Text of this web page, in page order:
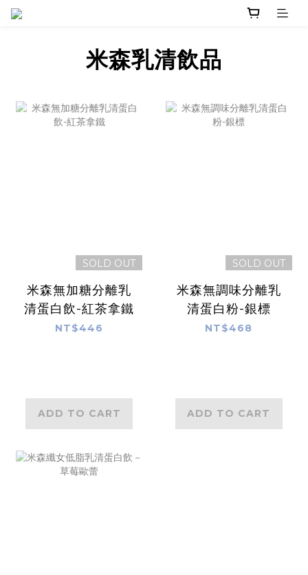
米森乳清飲品
SOLD OUT
米森無加糖分離乳
清蛋白飲-紅茶拿鐵
NT$446
ADD TO CART
SOLD OUT
米森無調味分離乳
清蛋白粉-銀標
NT$468
ADD TO CART